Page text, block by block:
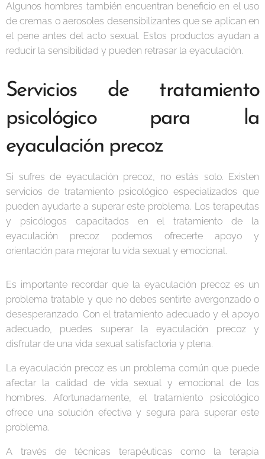
Algunos hombres también encuentran beneficio en el uso
de cremas o aerosoles desensibilizantes que se aplican en
el pene antes del acto sexual. Estos productos ayudan a
reducir la sensibilidad y pueden retrasar la eyaculación.
Servicios de tratamiento
psicológico para la
eyaculación precoz
Si sufres de eyaculación precoz, no estás solo. Existen
servicios de tratamiento psicológico especializados que
pueden ayudarte a superar este problema. Los terapeutas
y psicólogos capacitados en el tratamiento de la
eyaculación precoz podemos ofrecerte apoyo y
orientación para mejorar tu vida sexual y emocional.
Es importante recordar que la eyaculación precoz es un
problema tratable y que no debes sentirte avergonzado o
desesperanzado. Con el tratamiento adecuado y el apoyo
adecuado, puedes superar la eyaculación precoz y
disfrutar de una vida sexual satisfactoria y plena.
La eyaculación precoz es un problema común que puede
afectar la calidad de vida sexual y emocional de los
hombres. Afortunadamente, el tratamiento psicológico
ofrece una solución efectiva y segura para superar este
problema.
A través de técnicas terapéuticas como la terapia